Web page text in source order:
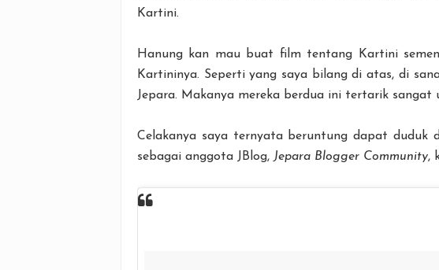
Kartini.
Hanung kan mau buat film tentang Kartini
Kartininya. Seperti yang saya bilang di atas, di
Jepara. Makanya mereka berdua ini tertarik
Celakanya saya ternyata beruntung dapat duduk
sebagai anggota JBlog, Jepara Blogger Community,